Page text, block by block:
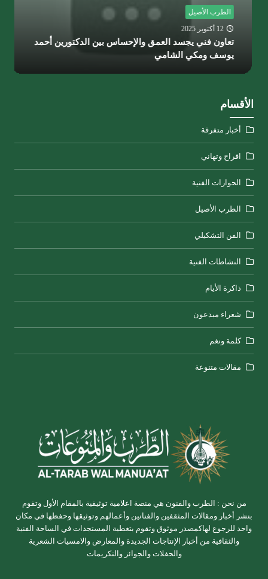
الطرب الأصيل
12 أكتوبر 2025
تعاون فني يجسد العمق والإحساس بين الدكتورين أحمد
يوسف ومكي الشامي
الأقسام
أخبار متفرقة
افراح وتهاني
الحوارات الفنية
الطرب الأصيل
الفن التشكيلي
النشاطات الفنية
ذاكرة الأيام
شعراء مبدعون
كلمة ونغم
مقالات متنوعة
من نحن : الطرب والفنون هي منصة اعلامية توثيقية بالمقام الأول وتقوم
بنشر أخبار ومقالات المثقفين والفنانين وأعمالهم وتوثيقها وحفظها في مكان
واحد للرجوع لهاكمصدر موثوق وتقوم بتغطية المستجدات في الساحة الفنية
والثقافية من أخبار الإنتاجات الجديدة والمعارض والامسيات الشعرية
والحفلات والجوائز والتكريمات